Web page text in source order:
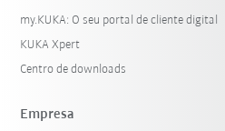
my.KUKA: O seu portal de cliente digital
KUKA Xpert
Centro de downloads
Empresa